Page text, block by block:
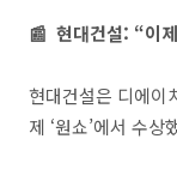
📰 현대건설: “이
현대건설은 디에이
제 ‘원쇼’에서 수상